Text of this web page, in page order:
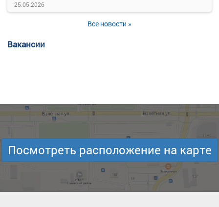
25.05.2026
Все новости »
Вакансии
Посмотреть расположение на карте